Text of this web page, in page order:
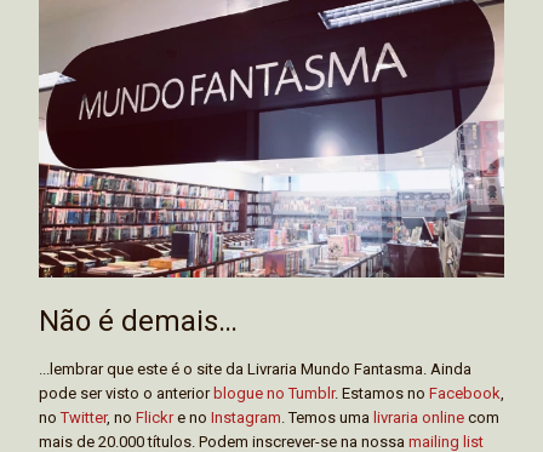
Não é demais…
...lembrar que este é o site da Livraria Mundo Fantasma. Ainda
pode ser visto o anteriorblogue no Tumblr. Estamos no Facebook
noTwitter, no Flickre no Instagram . Temos uma livraria online com
mais de 20.000 títulos. Podem inscrever-se na nossa mailing list